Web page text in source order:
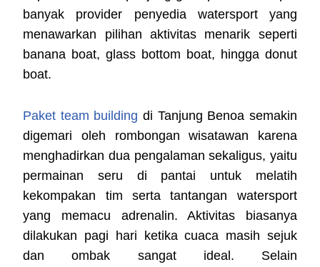
banyak provider penyedia watersport yang
menawarkan pilihan aktivitas menarik seperti
banana boat, glass bottom boat, hingga donut
boat.
Paket team building di Tanjung Benoa semakin
digemari oleh rombongan wisatawan karena
menghadirkan dua pengalaman sekaligus, yaitu
permainan seru di pantai untuk melatih
kekompakan tim serta tantangan watersport
yang memacu adrenalin. Aktivitas biasanya
dilakukan pagi hari ketika cuaca masih sejuk
dan ombak sangat ideal. Selain